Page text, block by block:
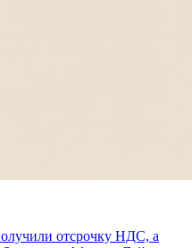
отсрочку НДС, а